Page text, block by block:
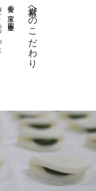
素材へのこだわり
美食の宝庫 四国全土を
た